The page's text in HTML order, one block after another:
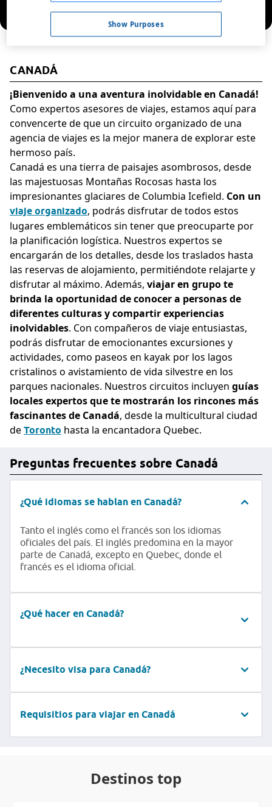
CANADÁ
¡Bienvenido a una aventura inolvidable en Canadá!
Como expertos asesores de viajes, estamos aquí para
convencerte de que un circuito organizado de una
agencia de viajes es la mejor manera de explorar este
hermoso país.
Canadá es una tierra de paisajes asombrosos, desde
las majestuosas Montañas Rocosas hasta los
impresionantes glaciares de Columbia Icefield. Con un
viaje organizado, podrás disfrutar de todos estos
lugares emblemáticos sin tener que preocuparte por
la planificación logística. Nuestros expertos se
encargarán de los detalles, desde los traslados hasta
las reservas de alojamiento, permitiéndote relajarte y
disfrutar al máximo. Además, viajar en grupo te
brinda la oportunidad de conocer a personas de
diferentes culturas y compartir experiencias
inolvidables. Con compañeros de viaje entusiastas,
podrás disfrutar de emocionantes excursiones y
actividades, como paseos en kayak por los lagos
cristalinos o avistamiento de vida silvestre en los
parques nacionales. Nuestros circuitos incluyen guías
locales expertos que te mostrarán los rincones más
fascinantes de Canadá, desde la multicultural ciudad
de Toronto hasta la encantadora Quebec.
Preguntas frecuentes sobre Canadá
¿Qué idiomas se hablan en Canadá?
Tanto el inglés como el francés son los idiomas
oficiales del país. El inglés predomina en la mayor
parte de Canadá, excepto en Quebec, donde el
francés es el idioma oficial.
¿Qué hacer en Canadá?
¿Necesito visa para Canadá?
Requisitios para viajar en Canadá
Destinos top
Show Purposes